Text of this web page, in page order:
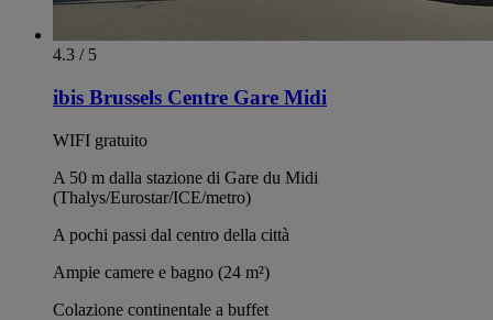
4.3 / 5
ibis Brussels Centre Gare Midi
WIFI gratuito
A 50 m dalla stazione di Gare du Midi
(Thalys/Eurostar/ICE/metro)
A pochi passi dal centro della città
Ampie camere e bagno (24 m²)
Colazione continentale a buffet